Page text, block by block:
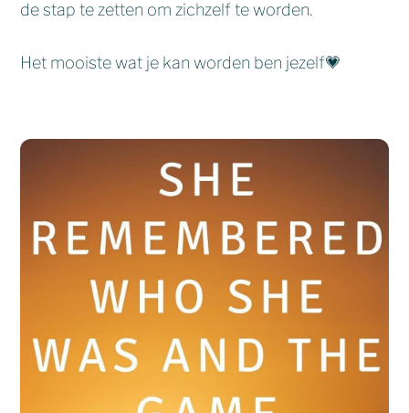
de stap te zetten om zichzelf te worden.
Het mooiste wat je kan worden ben jezelf💗